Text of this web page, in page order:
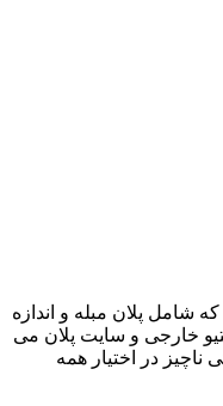
پلان است که شامل پلان مبله و اندازه
، 4 نما ، پرسپکتیو خارجی و سایت پلان می
ناچیز در اختیار همه